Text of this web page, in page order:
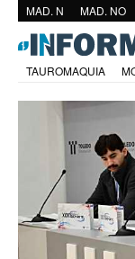
MAD. N MAD. NO
TAUROMAQUIA